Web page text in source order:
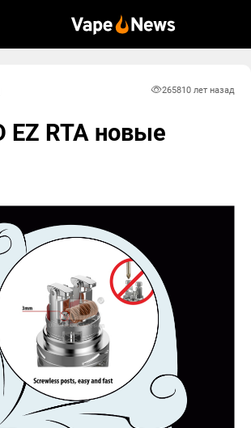
265810 лет назад
EZ RTA новые